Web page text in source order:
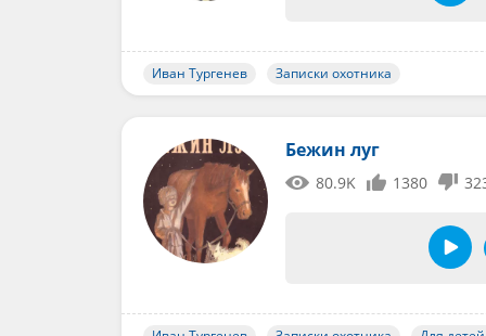
Иван Тургенев Записки охотника
Бежин луг
80.9K 1380